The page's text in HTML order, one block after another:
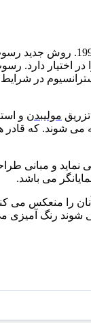
یکی از خاص ترین کاربردهای فریتها، تولید امواج
اختیار دارد.
و
مولیبدن و
شوند. که قادر
نماید و مبانی
می باشد.
منعکس می
شوند رنگ آمیزی